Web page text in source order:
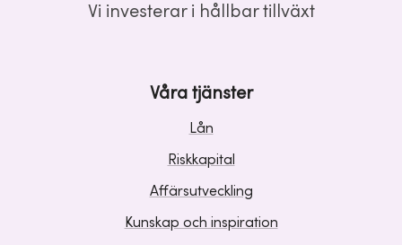
Vi investerar i hållbar tillväxt
Våra tjänster
Lån
Riskkapital
Affärsutveckling
Kunskap och inspiration